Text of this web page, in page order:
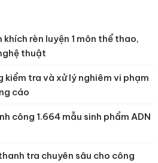
khích rèn luyện 1 môn thể thao,
thuật
kiểm tra và xử lý nghiêm vi phạm
cáo
công 1.664 mẫu sinh phẩm ADN
tra chuyên sâu cho công